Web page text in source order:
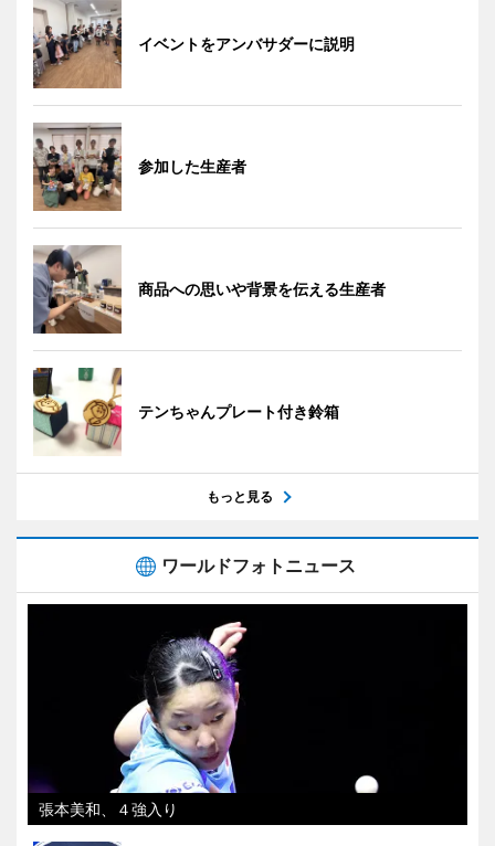
イベントをアンバサダーに説明
参加した生産者
商品への思いや背景を伝える生産者
テンちゃんプレート付き鈴箱
もっと見る
ワールドフォトニュース
張本美和、４強入り